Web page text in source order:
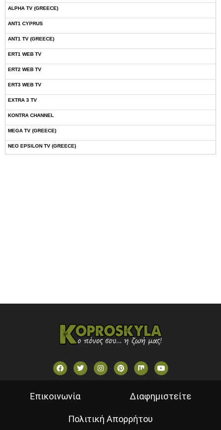
ALPHA TV (GREECE)
ANT1 CYPRUS
ANT1 TV (GREECE)
ERT1 WEB TV
ERT2 WEB TV
ERT3 WEB TV
EXTRA 3 TV
KONTRA CHANNEL
MEGA TV (GREECE)
NEO EPSILON TV (GREECE)
Επικοινωνία Διαφημιστείτε
Πολιτική Απορρήτου